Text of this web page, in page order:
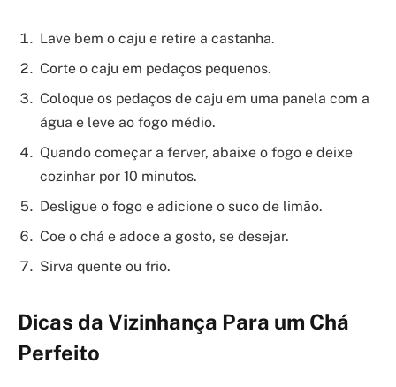
Lave bem o caju e retire a castanha.
Corte o caju em pedaços pequenos.
Coloque os pedaços de caju em uma panela com a
água e leve ao fogo médio.
Quando começar a ferver, abaixe o fogo e deixe
cozinhar por 10 minutos.
Desligue o fogo e adicione o suco de limão.
Coe o chá e adoce a gosto, se desejar.
Sirva quente ou frio.
Dicas da Vizinhança Para um Chá
Perfeito